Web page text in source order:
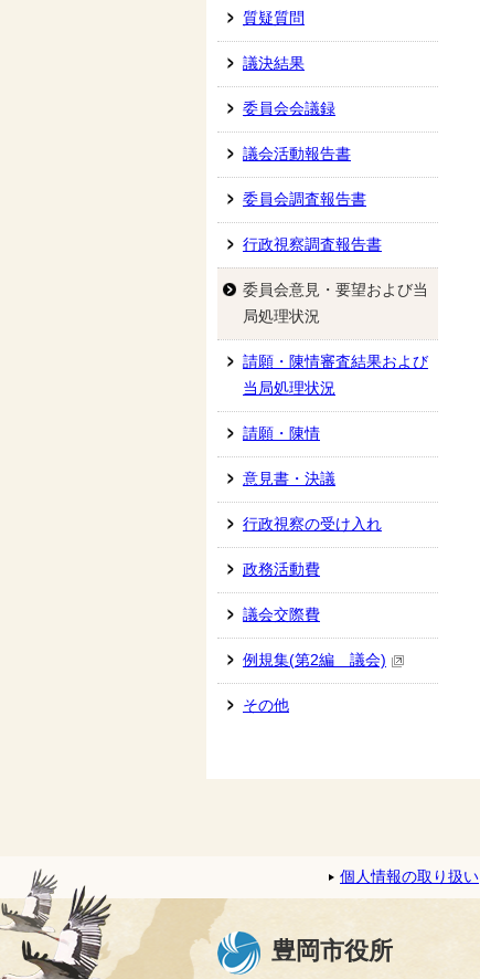
質疑質問
議決結果
委員会会議録
議会活動報告書
委員会調査報告書
行政視察調査報告書
委員会意見・要望および当
局処理状況
請願・陳情審査結果および
当局処理状況
請願・陳情
意見書・決議
行政視察の受け入れ
政務活動費
議会交際費
例規集(第2編 議会)
その他
個人情報の取り扱い
豊岡市役所